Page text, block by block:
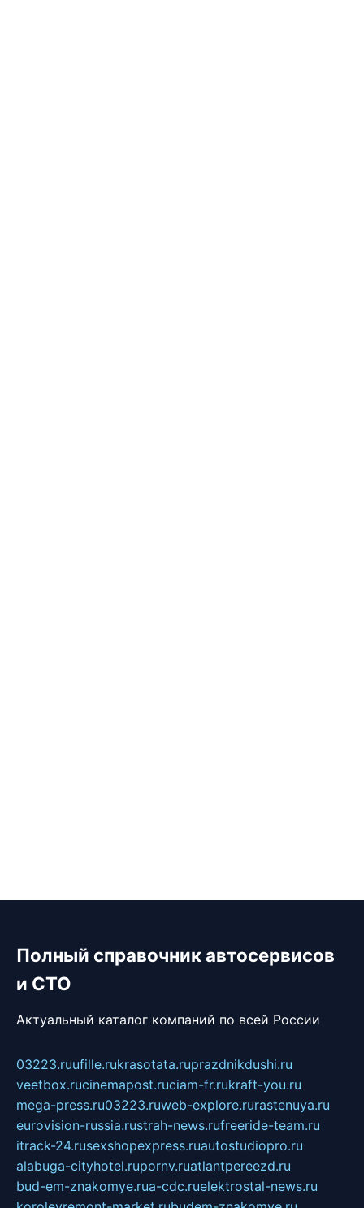
Полный справочник автосервисов
и СТО
Актуальный каталог компаний по всей России
03223.ruufille.rukrasotata.ruprazdnikdushi.ru
veetbox.rucinemapost.ruciam-fr.rukraft-you.ru
mega-press.ru03223.ruweb-explore.rurastenuya.ru
eurovision-russia.rustrah-news.rufreeride-team.ru
itrack-24.rusexshopexpress.ruautostudiopro.ru
alabuga-cityhotel.rupornv.ruatlantpereezd.ru
bud-em-znakomye.rua-cdc.ruelektrostal-news.ru